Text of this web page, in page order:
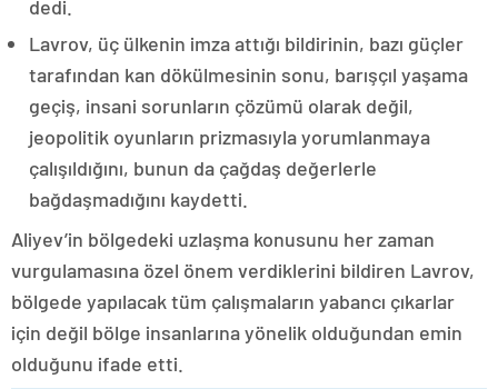
dedi.
Lavrov, üç ülkenin imza attığı bildirinin, bazı güçler
tarafından kan dökülmesinin sonu, barışçıl yaşama
geçiş, insani sorunların çözümü olarak değil,
jeopolitik oyunların prizmasıyla yorumlanmaya
çalışıldığını, bunun da çağdaş değerlerle
bağdaşmadığını kaydetti.
Aliyev’in bölgedeki uzlaşma konusunu her zaman
vurgulamasına özel önem verdiklerini bildiren Lavrov,
bölgede yapılacak tüm çalışmaların yabancı çıkarlar
için değil bölge insanlarına yönelik olduğundan emin
olduğunu ifade etti.